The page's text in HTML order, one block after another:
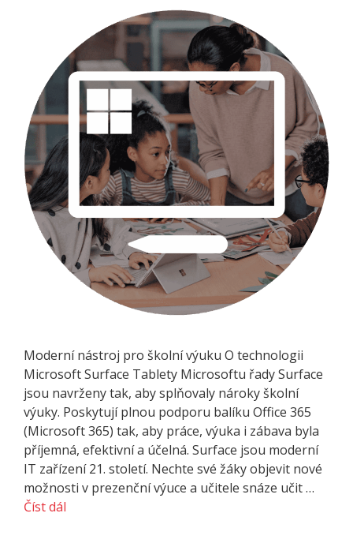
Moderní nástroj pro školní výuku O technologii
Microsoft Surface Tablety Microsoftu řady Surface
jsou navrženy tak, aby splňovaly nároky školní
výuky. Poskytují plnou podporu balíku Office 365
(Microsoft 365) tak, aby práce, výuka i zábava byla
příjemná, efektivní a účelná. Surface jsou moderní
IT zařízení 21. století. Nechte své žáky objevit nové
možnosti v prezenční výuce a učitele snáze učit …
Číst dál